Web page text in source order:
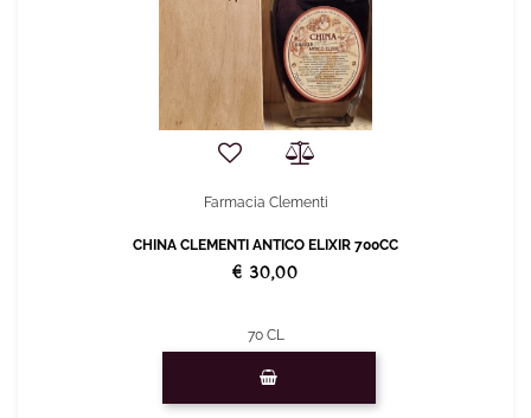
Farmacia Clementi
CHINA CLEMENTI ANTICO ELIXIR 700CC
€ 30,00
70 CL